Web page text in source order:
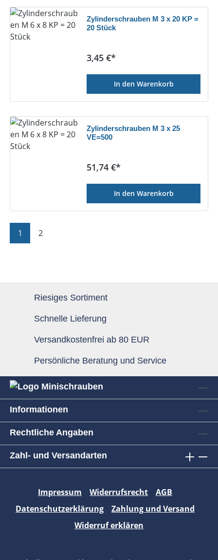
Zylinderschrauben M 3 x 20 KP =
20 Stück
Regulärer Preis:
3,45 €*
In den Warenkorb
Zylinderschrauben M 3 x 25
VE=500
Regulärer Preis:
51,74 €*
In den Warenkorb
Seite
1 Seite
2
Riesiges Sortiment
Schnelle Lieferung
Versandkostenfrei ab 80 EUR
Persönliche Beratung und Service
Informationen
Rechtliche Angaben
Zahl- und Versandarten
Impressum Widerrufsrecht
AGB
Datenschutzerklärung
Zahlung und Versand
Widerruf erklären